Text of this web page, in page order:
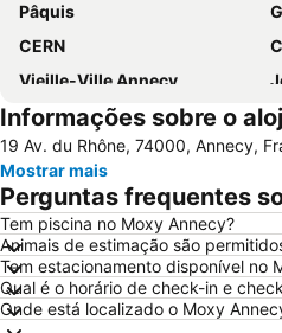
Pâquis
CERN
Vieille-Ville Annecy
La Clusaz
Laponia Dream
Arêches-Beaufort
English garden
Festival International du Film d'Animation d'Annecy
Eaux-Vives
Museu Internacional da Cruz Vermelha e do Crescente Vermelho
Informações sobre o
19 Av. du Rhône, 74000, Annecy,
Mostrar mais
Perguntas frequentes
Tem piscina no Moxy Annecy?
Animais de estimação são
Tem estacionamento disponível no
Qual é o horário de check-in e
Onde está localizado o Moxy